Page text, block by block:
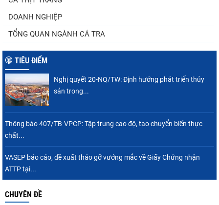
DOANH NGHIỆP
TỔNG QUAN NGÀNH CÁ TRA
TIÊU ĐIỂM
Nghị quyết 20-NQ/TW: Định hướng phát triển thủy
sản trong...
Thông báo 407/TB-VPCP: Tập trung cao độ, tạo chuyển biến thực
chất...
VASEP báo cáo, đề xuất tháo gỡ vướng mắc về Giấy Chứng nhận
ATTP tại...
CHUYÊN ĐỀ